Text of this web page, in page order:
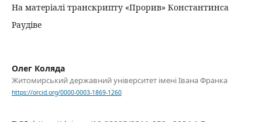
На матеріалі транскрипту «Прорив» Константинса
Раудіве
Олег Коляда
Житомирський державний університет імені Івана Франка
https://orcid.org/0000-0003-1869-1260